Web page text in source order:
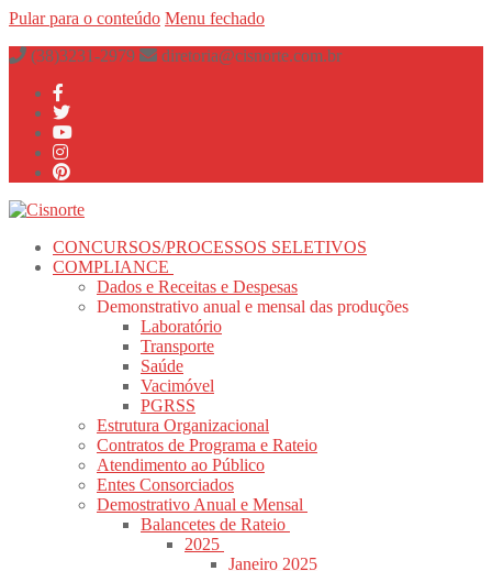
Pular para o conteúdo Menu fechado
(38)3231-2979
diretoria@cisnorte.com.br
CONCURSOS/PROCESSOS SELETIVOS
COMPLIANCE
Dados e Receitas e Despesas
Demonstrativo anual e mensal das produções
Laboratório
Transporte
Saúde
Vacimóvel
PGRSS
Estrutura Organizacional
Contratos de Programa e Rateio
Atendimento ao Público
Entes Consorciados
Demostrativo Anual e Mensal
Balancetes de Rateio
2025
Janeiro 2025